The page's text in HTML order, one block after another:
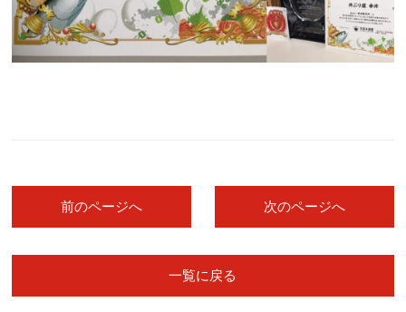
前のページへ
一覧に戻る
次のページへ